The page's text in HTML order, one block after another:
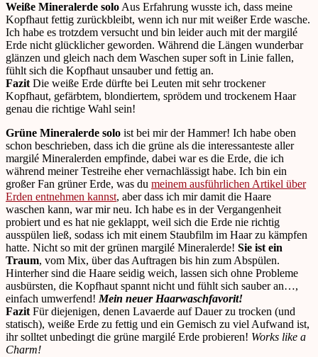
Weiße Mineralerde solo Aus Erfahrung wusste ich, dass meine
Kopfhaut fettig zurückbleibt, wenn ich nur mit weißer Erde wasche.
Ich habe es trotzdem versucht und bin leider auch mit der margilé
Erde nicht glücklicher geworden. Während die Längen wunderbar
glänzen und gleich nach dem Waschen super soft in Linie fallen,
fühlt sich die Kopfhaut unsauber und fettig an.
Fazit Die weiße Erde dürfte bei Leuten mit sehr trockener
Kopfhaut, gefärbtem, blondiertem, sprödem und trockenem Haar
genau die richtige Wahl sein!
Grüne Mineralerde solo ist bei mir der Hammer! Ich habe oben
schon beschrieben, dass ich die grüne als die interessanteste aller
margilé Mineralerden empfinde, dabei war es die Erde, die ich
während meiner Testreihe eher vernachlässigt habe. Ich bin ein
großer Fan grüner Erde, was du meinem ausführlichen Artikel über
Erden entnehmen kannst, aber dass ich mir damit die Haare
waschen kann, war mir neu. Ich habe es in der Vergangenheit
probiert und es hat nie geklappt, weil sich die Erde nie richtig
ausspülen ließ, sodass ich mit einem Staubfilm im Haar zu kämpfen
hatte. Nicht so mit der grünen margilé Mineralerde! Sie ist ein
Traum, vom Mix, über das Auftragen bis hin zum Abspülen.
Hinterher sind die Haare seidig weich, lassen sich ohne Probleme
ausbürsten, die Kopfhaut spannt nicht und fühlt sich sauber an…,
einfach umwerfend! Mein neuer Haarwaschfavorit!
Fazit Für diejenigen, denen Lavaerde auf Dauer zu trocken (und
statisch), weiße Erde zu fettig und ein Gemisch zu viel Aufwand ist,
ihr solltet unbedingt die grüne margilé Erde probieren! Works like a
Charm!